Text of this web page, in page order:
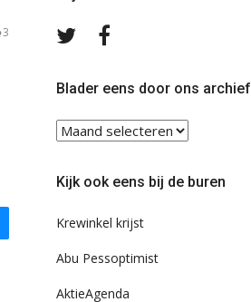
3
Volg
TwitterFacebook
Blader eens door ons archief
Blader
eens
ons
Kijk ook eens bij de buren
Krewinkel krijst
Abu Pessoptimist
AktieAgenda